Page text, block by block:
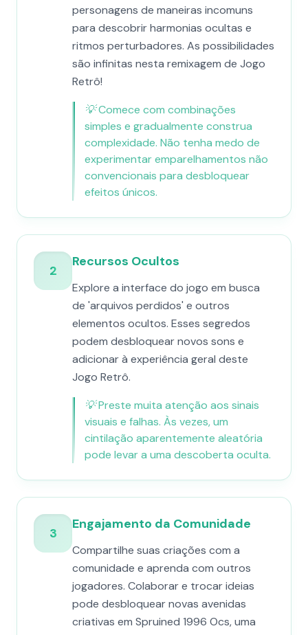
personagens de maneiras incomuns
para descobrir harmonias ocultas e
ritmos perturbadores. As possibilidades
são infinitas nesta remixagem de Jogo
Retrô!
💡Comece com combinações
simples e gradualmente construa
complexidade. Não tenha medo de
experimentar emparelhamentos não
convencionais para desbloquear
efeitos únicos.
2
Recursos Ocultos
Explore a interface do jogo em busca
de 'arquivos perdidos' e outros
elementos ocultos. Esses segredos
podem desbloquear novos sons e
adicionar à experiência geral deste
Jogo Retrô.
💡Preste muita atenção aos sinais
visuais e falhas. Às vezes, um
cintilação aparentemente aleatória
pode levar a uma descoberta oculta.
3
Engajamento da Comunidade
Compartilhe suas criações com a
comunidade e aprenda com outros
jogadores. Colaborar e trocar ideias
pode desbloquear novas avenidas
criativas em Spruined 1996 Ocs​, uma